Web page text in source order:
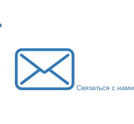
Связаться с нами